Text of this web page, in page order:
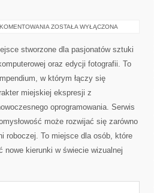
GRAFFITI
ZOSTAŁA WYŁĄCZONA
stworzone dla pasjonatów sztuki
oraz edycji fotografii. To
w którym łączy się
miejskiej ekspresji z
oprogramowania. Serwis
może rozwijać się zarówno
roboczej. To miejsce dla osób, które
kierunki w świecie wizualnej